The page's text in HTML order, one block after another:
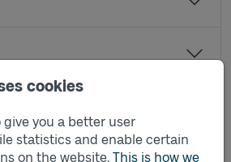
cookies
give you a better user
statistics and enable certain
on the website. This is how we